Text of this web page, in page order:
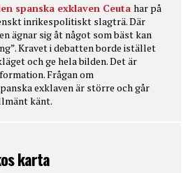
spanska exklaven Ceuta har på
inrikespolitiskt slagträ. Där
ägnar sig åt något som bäst kan
Kravet i debatten borde istället
och ge hela bilden. Det är
Frågan om
exklaven är större och går
känt.
karta